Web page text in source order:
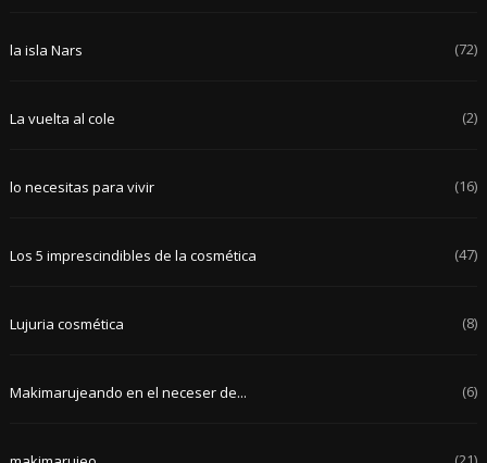
la isla Nars (72)
La vuelta al cole (2)
lo necesitas para vivir (16)
Los 5 imprescindibles de la cosmética (47)
Lujuria cosmética (8)
Makimarujeando en el neceser de... (6)